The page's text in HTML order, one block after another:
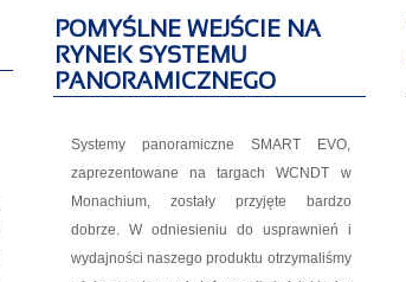
POMYŚLNE WEJŚCIE NA
RYNEK SYSTEMU
PANORAMICZNEGO
Systemy panoramiczne SMART EVO,
zaprezentowane na targach WCNDT w
Monachium, zostały przyjęte bardzo
dobrze. W odniesieniu do usprawnień i
wydajności naszego produktu otrzymaliśmy